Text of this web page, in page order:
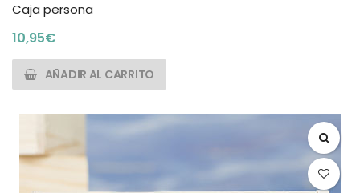
Caja persona
10,95€
AÑADIR AL CARRITO